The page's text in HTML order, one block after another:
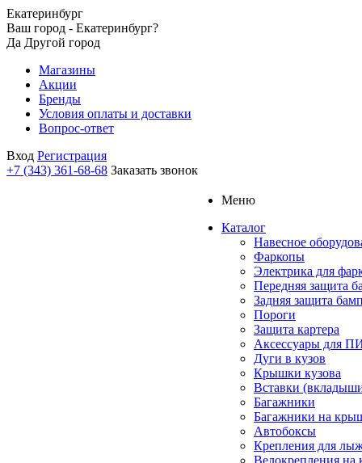
Екатеринбург
Ваш город - Екатеринбург?
Да Другой город
Магазины
Акции
Бренды
Условия оплаты и доставки
Вопрос-ответ
Вход Регистрация
+7 (343) 361-68-68 Заказать звонок
Меню
Каталог
Навесное
Фаркопы
Электрика для
Передняя защита
Задняя защита
Пороги
Защита картера
Аксессуары для
Дуги в кузов
Крышки кузова
Вставки
Багажники
Багажники на
Автобоксы
Крепления для
Велокрепления